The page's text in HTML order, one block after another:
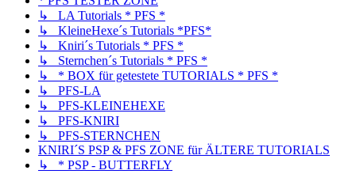
↳ LA Tutorials * PFS *
↳ KleineHexe´s Tutorials *PFS*
↳ Kniri´s Tutorials * PFS *
↳ Sternchen´s Tutorials * PFS *
↳ * BOX für getestete TUTORIALS * PFS *
↳ PFS-LA
↳ PFS-KLEINEHEXE
↳ PFS-KNIRI
↳ PFS-STERNCHEN
KNIRI´S PSP & PFS ZONE für ÄLTERE TUTORIALS
↳ * PSP - BUTTERFLY